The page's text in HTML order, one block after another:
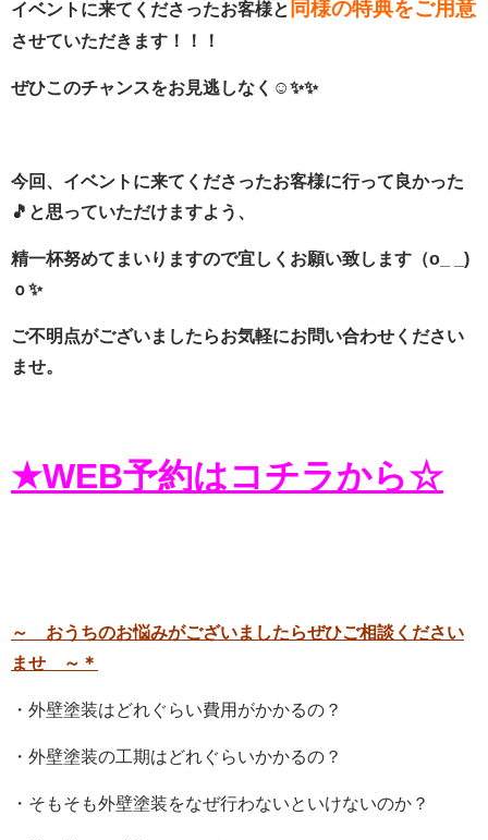
イベントに来てくださったお客様と 同様の特典をご用意
させていただきます！！！
ぜひこのチャンスをお見逃しなく☺✨✨
今回、イベントに来てくださったお客様に行って良かった
🎵と思っていただけますよう、
精一杯努めてまいりますので宜しくお願い致します（o_ _)
ｏ✨
ご不明点がございましたらお気軽にお問い合わせください
ませ。
★WEB予約はコチラから☆
～ おうちのお悩みがございましたらぜひご相談ください
ませ ～＊
・外壁塗装はどれぐらい費用がかかるの？
・外壁塗装の工期はどれぐらいかかるの？
・そもそも外壁塗装をなぜ行わないといけないのか？